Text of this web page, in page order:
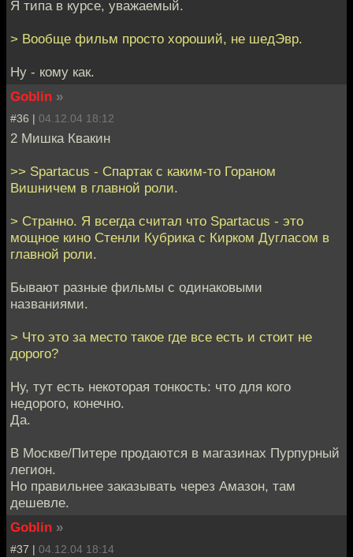
Я типа в курсе, уважаемый.
> Вообще фильм просто хороший, не шедЭвр.
Ну - кому как.
Goblin »
#36 | 04.12.04 18:12
2 Мишка Квакин
>> Spartacus - Спартак с каким-то Гораном
Вишничем в главной роли.
> Странно. Я всегда считал что Spartacus - это
мощное кино Стенли Кубрика с Кирком Дугласом в
главной роли.
Бывают разные фильмы с одинаковыми
названиями.
> Что это за место такое где все есть и стоит не
дорого?
Ну, тут есть некоторая тонкость: что для кого
недорого, конечно.
Да.
В Москве/Питере продаются в магазинах Пурпурный
легион.
Но правильнее заказывать через Амазон, там
дешевле.
Goblin »
#37 | 04.12.04 18:14